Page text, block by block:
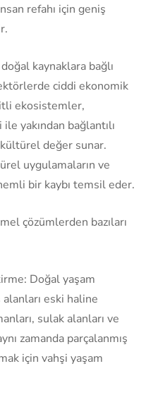
refahı için geniş
kaynaklara bağlı
ciddi ekonomik
ekosistemler,
yakından bağlantılı
değer sunar.
uygulamaların ve
bir kaybı temsil eder.
çözümlerden bazıları
Doğal yaşam
eski haline
sulak alanları ve
zamanda parçalanmış
için vahşi yaşam